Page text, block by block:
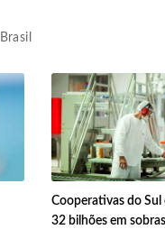
Brasil
Cooperativas do
32 bilhões em